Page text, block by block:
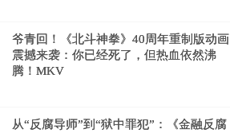
爷青回！《北斗神拳》40周年重制版动画
震撼来袭：你已经死了，但热血依然沸
腾！MKV
从“反腐导师”到“狱中罪犯”：《金融反腐